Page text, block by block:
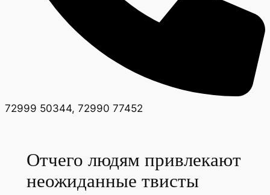
72999 50344, 72990 77452
Отчего людям привлекают
неожиданные твисты